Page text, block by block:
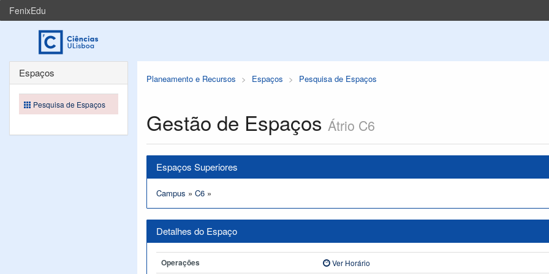
FenixEdu
Planeamento e Recursos Espaços Pesquisa de Espaços
Gestão de Espaços Átrio C6
Espaços Superiores
Campus » C6 »
Detalhes do Espaço
Operações Ver Horário
Espaços
Pesquisa de Espaços